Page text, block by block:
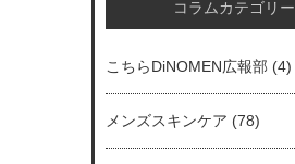
コラムカテゴリー
こちらDiNOMEN広報部 (4)
メンズスキンケア (78)